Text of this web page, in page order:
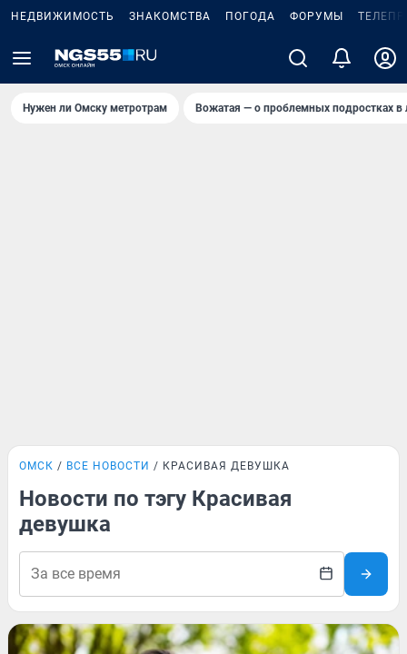
НЕДВИЖИМОСТЬ ЗНАКОМСТВА ПОГОДА ФОРУМЫ
Нужен ли Омску метротрам Вожатая — о проблемных подростках в
ОМСК ВСЕ НОВОСТИ КРАСИВАЯ ДЕВУШКА
Новости по тэгу Красивая
девушка